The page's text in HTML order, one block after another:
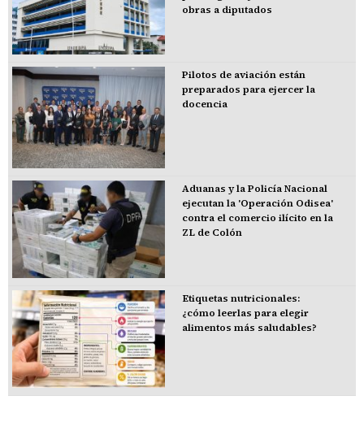
obras a diputados
Pilotos de aviación están
preparados para ejercer la
docencia
Aduanas y la Policía Nacional
ejecutan la 'Operación Odisea'
contra el comercio ilícito en la
ZL de Colón
Etiquetas nutricionales:
¿cómo leerlas para elegir
alimentos más saludables?